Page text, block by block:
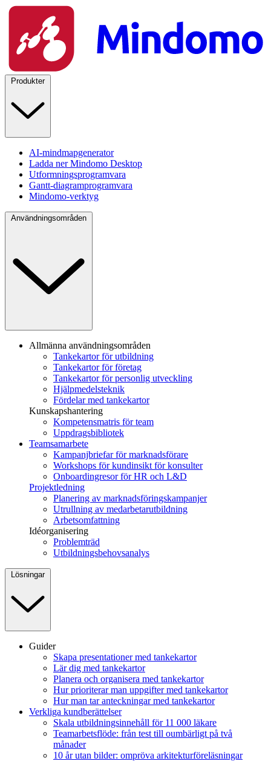
Produkter
AI-mindmapgenerator
Ladda ner Mindomo Desktop
Utformningsprogramvara
Gantt-diagramprogramvara
Mindomo-verktyg
Användningsområden
Allmänna användningsområden
Tankekartor för utbildning
Tankekartor för företag
Tankekartor för personlig utveckling
Hjälpmedelsteknik
Fördelar med tankekartor
Kunskapshantering
Kompetensmatris för team
Uppdragsbibliotek
Teamsamarbete
Kampanjbriefar för marknadsförare
Workshops för kundinsikt för konsulter
Onboardingresor för HR och L&D
Projektledning
Planering av marknadsföringskampanjer
Utrullning av medarbetarutbildning
Arbetsomfattning
Idéorganisering
Problemträd
Utbildningsbehovsanalys
Lösningar
Guider
Skapa presentationer med tankekartor
Lär dig med tankekartor
Planera och organisera med tankekartor
Hur prioriterar man uppgifter med tankekartor
Hur man tar anteckningar med tankekartor
Verkliga kundberättelser
Skala utbildningsinnehåll för 11 000 läkare
Teamarbetsflöde: från test till oumbärligt på två
månader
10 år utan bilder: ompröva arkitekturföreläsningar